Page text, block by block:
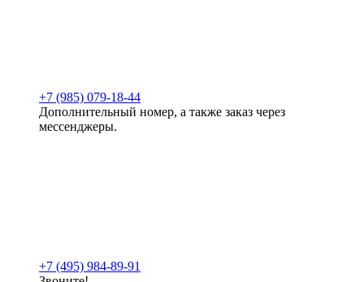
+7 (985) 079-18-44
Дополнительный номер, а также заказ через
мессенджеры.
+7 (495) 984-89-91